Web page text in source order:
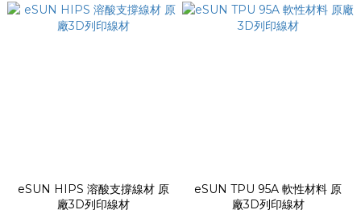
eSUN HIPS 溶酸支撐線材 原
廠3D列印線材
eSUN TPU 95A 軟性材料 原
廠3D列印線材